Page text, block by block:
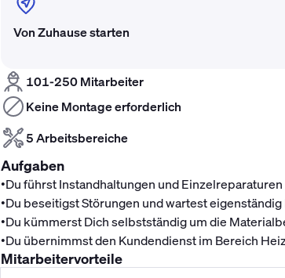
Von Zuhause starten
101-250 Mitarbeiter
Keine Montage erforderlich
5 Arbeitsbereiche
Aufgaben
•Du führst Instandhaltungen und
•Du beseitigst Störungen und wartest
•Du kümmerst Dich selbstständig um die
•Du übernimmst den Kundendienst im Bereich
Mitarbeitervorteile